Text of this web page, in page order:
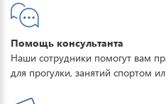
Помощь консультанта
Наши сотрудники помогут вам
для прогулки, занятий спортом